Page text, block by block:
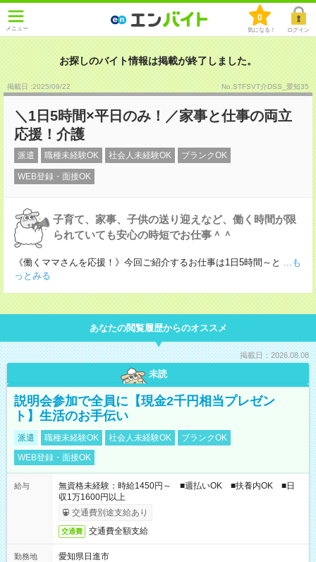
メニュー
0
気になる！ ログイン
お探しのバイト情報は掲載が終了しました。
掲載日 :2025/09/22 No.STFSVT介DSS_愛知35
＼1日5時間×平日のみ！／家事と仕事の両立
応援！介護
派遣 職種未経験OK 社会人未経験OK ブランクOK
WEB登録・面接OK
子育て、家事、子供の送り迎えなど、働く時間が限
られていても安心の時短でお仕事＾＾
《働くママさんを応援！》今回ご紹介するお仕事は1日5時間～と ...も
っとみる
あなたの閲覧履歴からのオススメ
掲載日：2026.08.08
未読
説明会参加で全員に【現金2千円相当プレゼン
ト】生活のお手伝い
派遣 職種未経験OK 社会人未経験OK
ブランクOK
WEB登録・面接OK
給与
無資格未経験：時給1450円～ ■週払いOK ■扶養内OK ■日
収1万1600円以上
交通費別途支給あり
交通費 交通費全額支給
勤務地
愛知県日進市